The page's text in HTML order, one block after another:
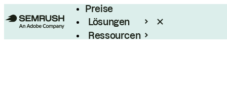
Preise
Lösungen
Ressourcen